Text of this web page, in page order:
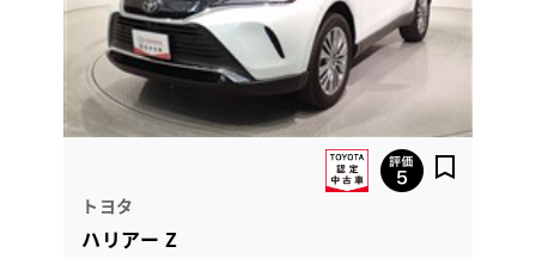
トヨタ
ハリアー Z